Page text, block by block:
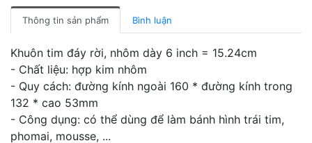
Thông tin sản phẩm Bình luận
Khuôn tim đáy rời, nhôm dày 6 inch = 15.24cm
- Chất liệu: hợp kim nhôm
- Quy cách: đường kính ngoài 160 * đường kính trong
132 * cao 53mm
- Công dụng: có thể dùng để làm bánh hình trái tim,
phomai, mousse, ...